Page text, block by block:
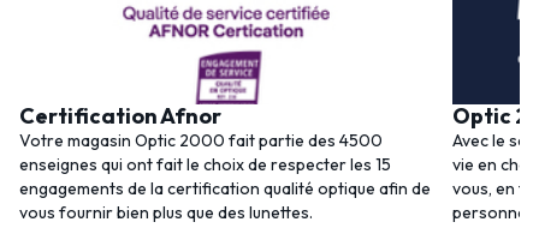
Certification Afnor
Votre magasin Optic 2000 fait partie des 4500
enseignes qui ont fait le choix de respecter les 15
engagements de la certification qualité optique afin de
vous fournir bien plus que des lunettes.
Optic
Avec le
vie en
vous, en